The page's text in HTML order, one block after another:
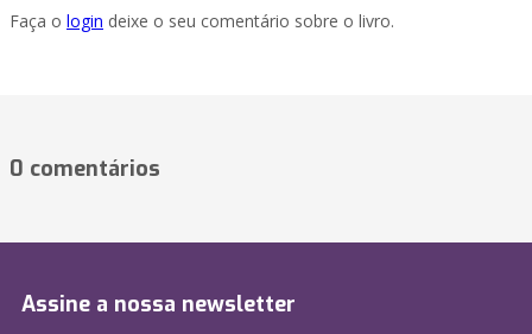
Faça o login deixe o seu comentário sobre o livro.
0 comentários
Assine a nossa newsletter